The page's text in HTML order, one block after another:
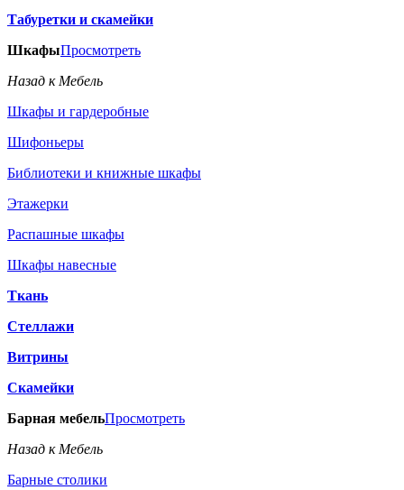
Табуретки и скамейки
ШкафыПросмотреть
Назад к Мебель
Шкафы и гардеробные
Шифоньеры
Библиотеки и книжные шкафы
Этажерки
Распашные шкафы
Шкафы навесные
Ткань
Стеллажи
Витрины
Скамейки
Барная мебельПросмотреть
Назад к Мебель
Барные столики